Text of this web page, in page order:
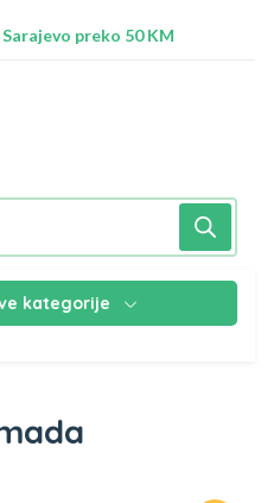
preko 50 KM
kategorije